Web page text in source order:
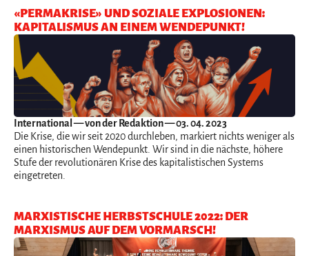
«PERMAKRISE» UND SOZIALE EXPLOSIONEN:
KAPITALISMUS AN EINEM WENDEPUNKT!
International— von der Redaktion — 03. 04. 2023
Die Krise, die wir seit 2020 durchleben, markiert nichts weniger als
einen historischen Wendepunkt. Wir sind in die nächste, höhere
Stufe der revolutionären Krise des kapitalistischen Systems
eingetreten.
MARXISTISCHE HERBSTSCHULE 2022: DER
MARXISMUS AUF DEM VORMARSCH!